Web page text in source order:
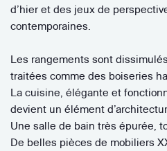
d’hier et des jeux de
contemporaines.
Les rangements sont
traitées comme des boiseries
La cuisine, élégante et
devient un élément
Une salle de bain très épurée,
De belles pièces de mobiliers